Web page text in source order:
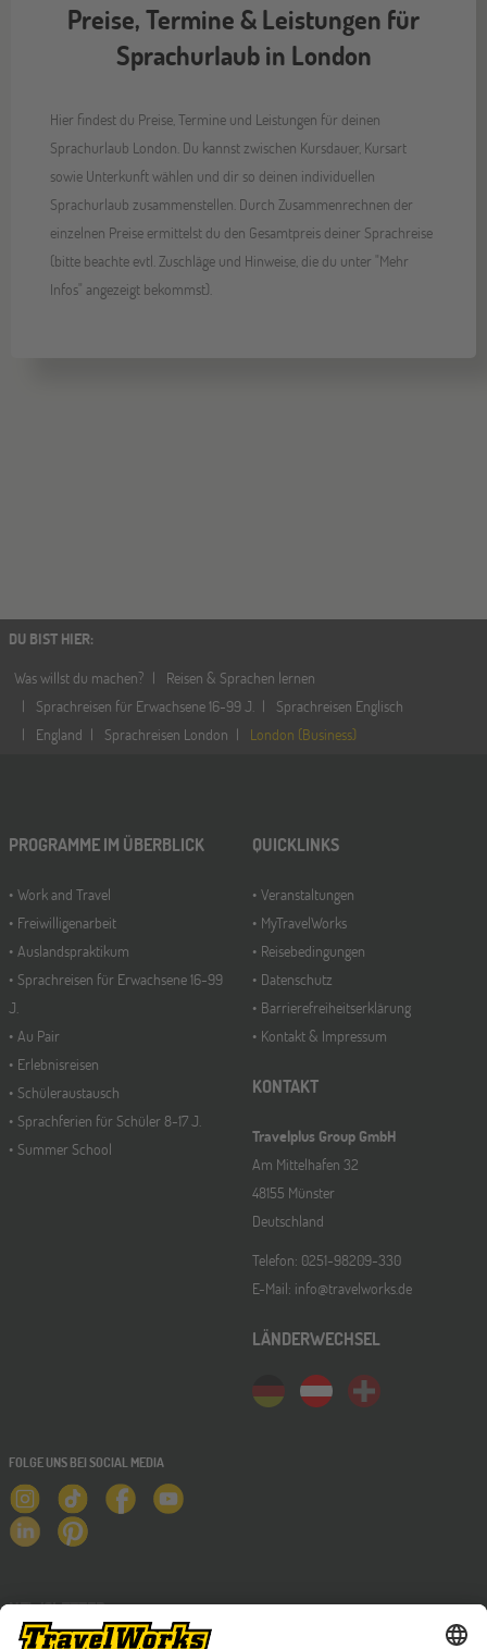
Preise, Termine & Leistungen für
Sprachurlaub in London
Hier findest du Preise, Termine und Leistungen für deinen
Sprachurlaub London. Du kannst zwischen Kursdauer, Kursart
sowie Unterkunft wählen und dir so deinen individuellen
Sprachurlaub zusammenstellen. Durch Zusammenrechnen der
einzelnen Preise ermittelst du den Gesamtpreis deiner Sprachreise
(bitte beachte evtl. Zuschläge und Hinweise, die du unter "Mehr
Infos" angezeigt bekommst).
DU BIST HIER:
Was willst du machen?
Reisen & Sprachen lernen
Sprachreisen für Erwachsene 16-99 J.
Sprachreisen Englisch
England
Sprachreisen London London (Business)
PROGRAMME IM ÜBERBLICK
Work and Travel
Freiwilligenarbeit
Auslandspraktikum
Sprachreisen für Erwachsene 16-99
J.
Au Pair
Erlebnisreisen
Schüleraustausch
Sprachferien für Schüler 8-17 J.
Summer School
QUICKLINKS
Veranstaltungen
MyTravelWorks
Reisebedingungen
Datenschutz
Barrierefreiheitserklärung
Kontakt & Impressum
KONTAKT
Travelplus Group GmbH
Am Mittelhafen 32
48155 Münster
Deutschland
Telefon: 0251-98209-330
E-Mail: info@travelworks.de
LÄNDERWECHSEL
FOLGE UNS BEI SOCIAL MEDIA
NEWSLETTER